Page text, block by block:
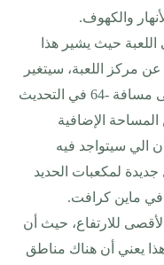
والكهوف.
حيث يشير هذا
مركز اللعبة، سيتغير
الحد الأدنى لأخر مكعب يمكن إيجاده إلى مسافة -64 في التحديث
المساحة الإضافية
الي سيتواجد فيه
لمكعبات الحديد
في ماين كرافت.
للارتفاع، حيث أن
الأقصى الجديد للمسافة هو 255 وهذا يعني أن هناك مناطق